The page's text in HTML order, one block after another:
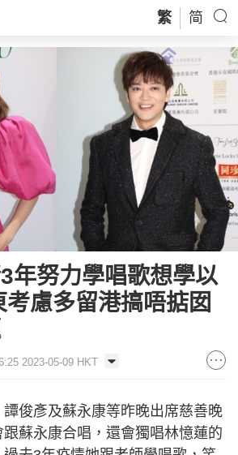
繁 简
年努力學唱歌想學以
慮多留港搞唔掂囡
2023-05-09 HKT
俊彥及蘇永康等昨晚出席慈善晚
蘇永康合唱，還會獨唱林憶蓮的